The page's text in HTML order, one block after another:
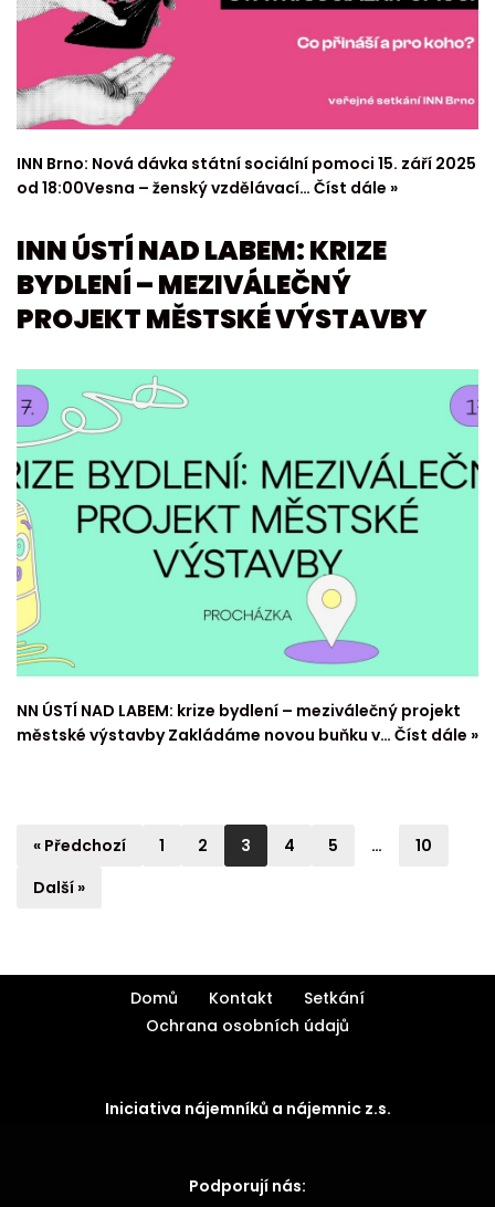
INN Brno: Nová dávka státní sociální pomoci 15. září 2025
od 18:00Vesna – ženský vzdělávací… Číst dále »
INN ÚSTÍ NAD LABEM: KRIZE
BYDLENÍ – MEZIVÁLEČNÝ
PROJEKT MĚSTSKÉ VÝSTAVBY
NN ÚSTÍ NAD LABEM: krize bydlení – meziválečný projekt
městské výstavby Zakládáme novou buňku v… Číst dále »
« Předchozí 1 2 3 4 5 …
10
Další »
Domů Kontakt
Setkání
Ochrana osobních údajů
Iniciativa nájemníků a nájemnic z.s.
Podporují nás: